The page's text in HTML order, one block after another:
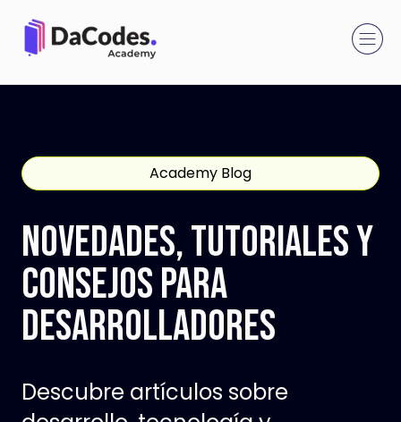
Academy Blog
Novedades, Tutoriales y
Consejos para
Desarrolladores
Descubre artículos sobre